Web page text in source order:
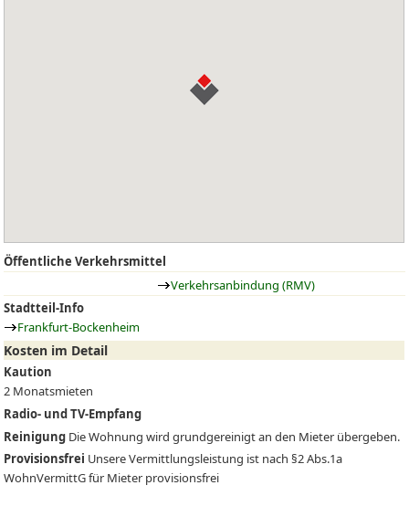
Öffentliche Verkehrsmittel
Verkehrsanbindung (RMV)
Stadtteil-Info
Frankfurt-Bockenheim
Kosten im Detail
Kaution
2 Monatsmieten
Radio- und TV-Empfang
Reinigung Die Wohnung wird grundgereinigt an den Mieter übergeben.
Provisionsfrei Unsere Vermittlungsleistung ist nach §2 Abs.1a
WohnVermittG für Mieter provisionsfrei